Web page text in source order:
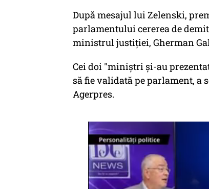
După mesajul lui Zelenski,
parlamentului cererea de
ministrul justiţiei, Gherman
Cei doi "miniştri şi-au
să fie validată pe parlament, a
Agerpres.